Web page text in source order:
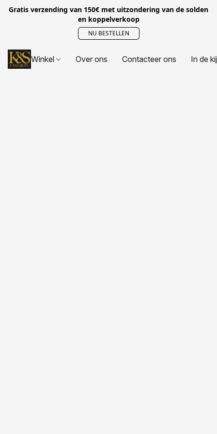
Gratis verzending van 150€ met uitzondering van de solden
en koppelverkoop
NU BESTELLEN
Winkel Over ons Contacteer ons In de